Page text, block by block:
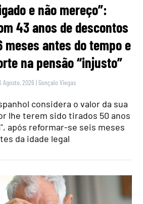
e não mereço”:
43 anos de descontos
antes do tempo e
na pensão “injusto”
Agosto, 2026 | Gonçalo Viegas
considera o valor da sua
lhe terem sido tirados 50 anos
após reformar-se seis meses
da idade legal